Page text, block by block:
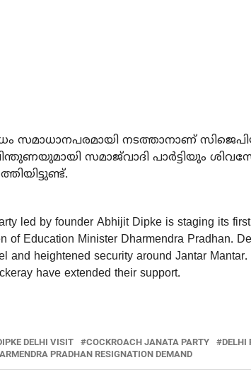
സമാധാനപരമായി നടത്താനാണ്
പിന്തുണയുമായി സമാജ്‌വാദി പാര്‍ട്ടിയും
led by founder Abhijit Dipke is staging its
of Education Minister Dharmendra Pradhan.
and heightened security around Jantar
have extended their support.
DELHI VISIT COCKROACH JANATA PARTY
DELHI
PRADHAN RESIGNATION DEMAND